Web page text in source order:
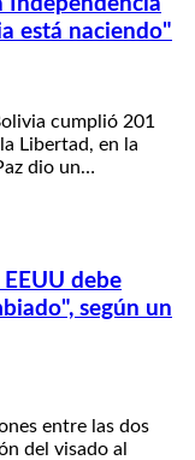
Independencia
está naciendo"
cumplió 201
Libertad, en la
dio un…
debe
según un
entre las dos
del visado al